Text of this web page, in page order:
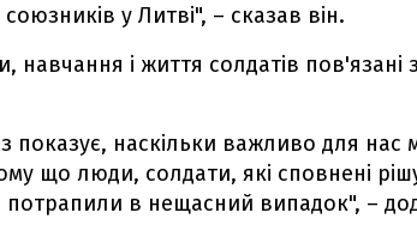
у Литві", – сказав він.
навчання і життя солдатів пов'язані
показує, наскільки важливо для нас
що люди, солдати, які сповнені
в нещасний випадок", –